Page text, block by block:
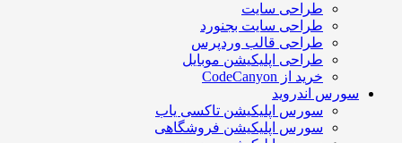
طراحی سایت
طراحی سایت بجنورد
طراحی قالب وردپرس
طراحی اپلیکیشن موبایل
خرید از CodeCanyon
سورس اندروید
سورس اپلیکیشن تاکسی یاب
سورس اپلیکیشن فروشگاهی